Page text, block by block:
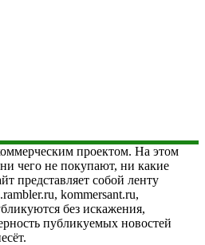
проектом. На этом
чего не покупают, ни какие
представляет собой ленту
kommersant.ru,
без искажения,
публикуемых новостей